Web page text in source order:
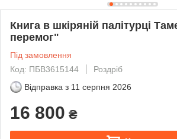
Книга в шкіряній палітурці
перемог"
Під замовлення
Код: ПБВ3615144
Роздріб
Відправка з 11 серпня 2026
16 800 ₴